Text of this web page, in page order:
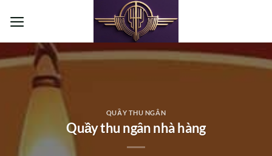
qua
dung
QUẦY THU NGÂN
Quầy thu ngân nhà hàng